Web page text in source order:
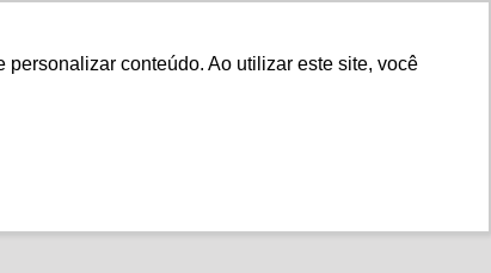
conteúdo. Ao utilizar este site, você